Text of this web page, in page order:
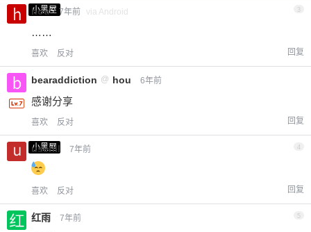
小黑屋
hou 7年前 via Android 3
……
喜欢 反对 回复
bearaddiction @ hou 6年前
感谢分享
喜欢 反对 回复
小黑屋
userlll 7年前 4
喜欢 反对 回复
红雨 7年前 5